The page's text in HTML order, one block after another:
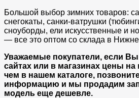
Большой выбор зимних товаров:
снегокаты, санки-ватрушки
сноуборды, ели искусственные и
— все это оптом со склада в
Уважаемые покупатели, если
сайтах или в магазинах цены
чем в нашем каталоге,
информацию и мы продадим
модель еще дешевле.